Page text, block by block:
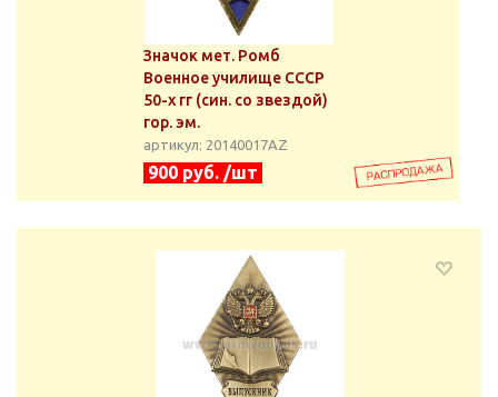
Значок мет. Ромб
Военное училище СССР
50-х гг (син. со звездой)
гор. эм.
артикул: 20140017АZ
900 руб. /шт